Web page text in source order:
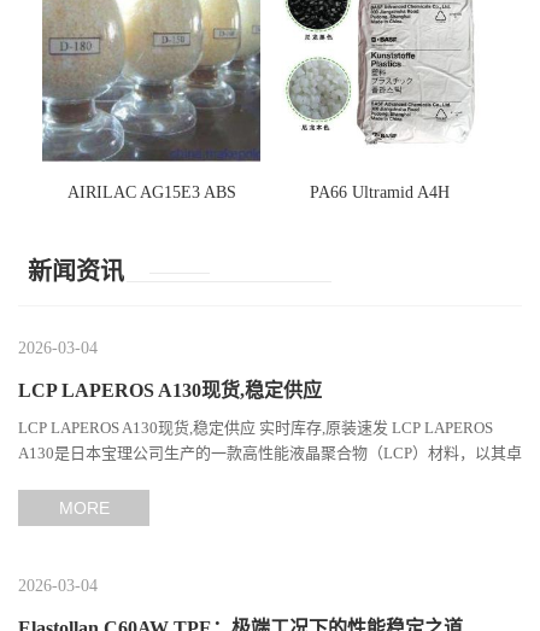
AIRILAC AG15E3 ABS PA66 Ultramid A4H
新闻资讯
2026-03-04
LCP LAPEROS A130现货,稳定供应
LCP LAPEROS A130现货,稳定供应 实时库存,原装速发 LCP LAPEROS
A130是日本宝理公司生产的一款高性能液晶聚合物（LCP）材料，以其卓
MORE
2026-03-04